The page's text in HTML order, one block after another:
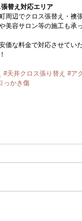
替え対応エリア
周辺でクロス張替え・襖
美容サロン等の施工も承
価な料金で対応させてい
#天井クロス張り替え #ア
っかき傷